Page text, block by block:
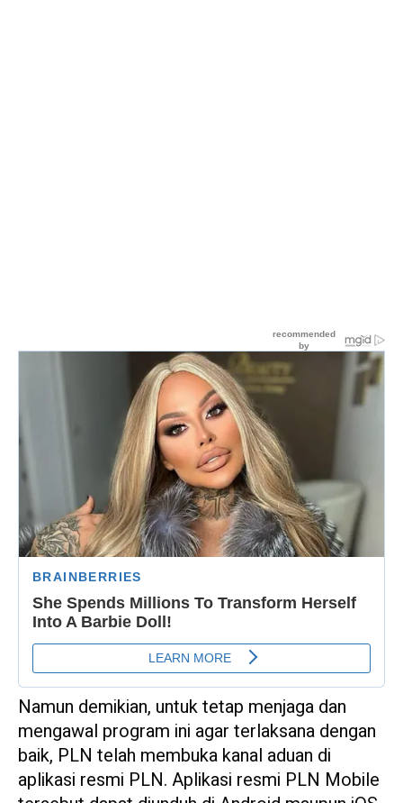
Namun demikian, untuk tetap menjaga dan
mengawal program ini agar terlaksana dengan
baik, PLN telah membuka kanal aduan di
aplikasi resmi PLN. Aplikasi resmi PLN Mobile